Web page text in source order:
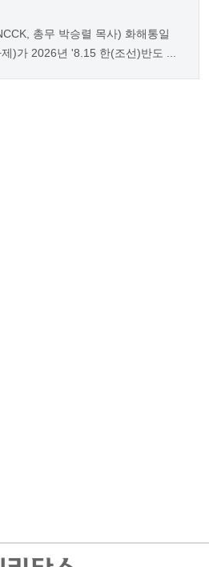
총무 박승렬 목사) 화해통일
)가 2026년 '8.15 한(조선)반도 ...